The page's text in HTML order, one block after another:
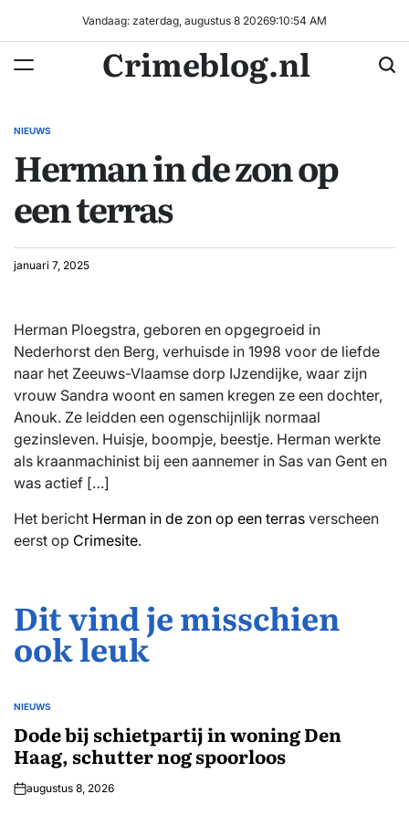
inhoud
Vandaag: zaterdag, augustus 8 20269:10:55 AM
Crimeblog.nl
GEPLAATST
NIEUWS
Herman in de zon op
een terras
januari 7, 2025
Herman Ploegstra, geboren en opgegroeid in
Nederhorst den Berg, verhuisde in 1998 voor de liefde
naar het Zeeuws-Vlaamse dorp IJzendijke, waar zijn
vrouw Sandra woont en samen kregen ze een dochter,
Anouk. Ze leidden een ogenschijnlijk normaal
gezinsleven. Huisje, boompje, beestje. Herman werkte
als kraanmachinist bij een aannemer in Sas van Gent en
was actief […]
Het bericht Herman in de zon op een terras verscheen
eerst op Crimesite.
Dit vind je misschien
ook leuk
GEPLAATST
NIEUWS
Dode bij schietpartij in woning Den
Haag, schutter nog spoorloos
augustus 8, 2026